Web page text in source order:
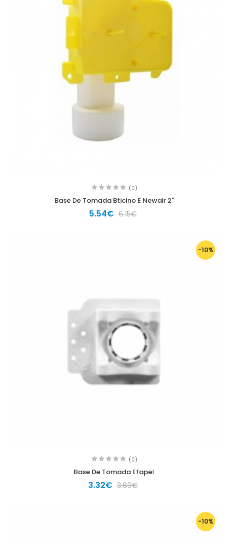
(0)
Base De Tomada Bticino E Newair 2"
5.54€ 6.15€
-10%
(0)
Base De Tomada Efapel
3.32€ 3.69€
-10%